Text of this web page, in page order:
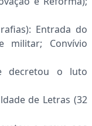
Entrada do
militar; Convívio
decretou o luto
de Letras (32